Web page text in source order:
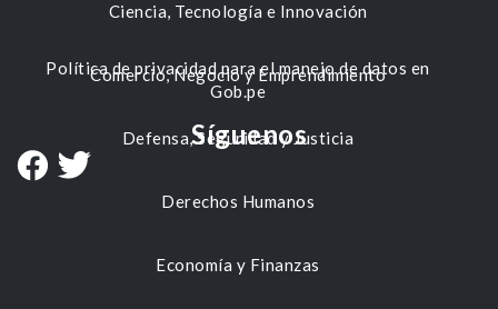
Ciencia, Tecnología e Innovación
Comercio, Negocio y Emprendimiento
Defensa, Seguridad y Justicia
Derechos Humanos
Economía y Finanzas
Política de privacidad para el manejo de datos en
Gob.pe
Síguenos